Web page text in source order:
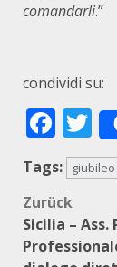
comandarli.”
condividi su:
Tags: giubileo
Zurück
Sicilia – Ass.